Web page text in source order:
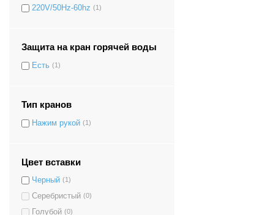
220V/50Hz-60hz (1)
Защита на кран горячей воды
Есть (1)
Тип кранов
Нажим рукой (1)
Цвет вставки
Черный (1)
Серебристый (0)
Голубой (0)